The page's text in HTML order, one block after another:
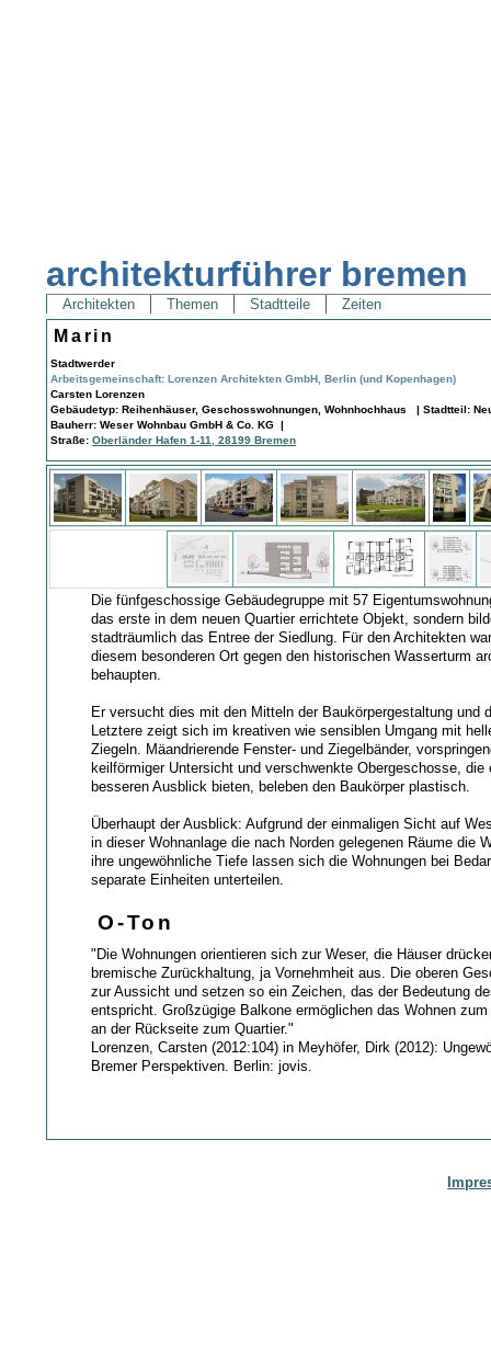
architekturführer bremen
Architekten Themen Stadtteile Zeiten
Marin
Stadtwerder
Arbeitsgemeinschaft: Lorenzen Architekten GmbH, Berlin (und Kopenhagen)
Carsten Lorenzen
Gebäudetyp: Reihenhäuser, Geschosswohnungen, Wohnhochhaus | Stadtteil:
Bauherr: Weser Wohnbau GmbH & Co. KG |
Straße:Oberländer Hafen 1-11, 28199 Bremen
Die fünfgeschossige Gebäudegruppe mit 57
das erste in dem neuen Quartier errichtete Objekt, sondern
stadträumlich das Entree der Siedlung. Für den Architekten
diesem besonderen Ort gegen den historischen Wasserturm
behaupten.
Er versucht dies mit den Mitteln der Baukörpergestaltung und
Letztere zeigt sich im kreativen wie sensiblen Umgang mit
Ziegeln. Mäandrierende Fenster- und Ziegelbänder,
keilförmiger Untersicht und verschwenkte Obergeschosse, die
besseren Ausblick bieten, beleben den Baukörper plastisch.
Überhaupt der Ausblick: Aufgrund der einmaligen Sicht auf
in dieser Wohnanlage die nach Norden gelegenen Räume die
ihre ungewöhnliche Tiefe lassen sich die Wohnungen bei
separate Einheiten unterteilen.
O-Ton
"Die Wohnungen orientieren sich zur Weser, die Häuser
bremische Zurückhaltung, ja Vornehmheit aus. Die oberen
zur Aussicht und setzen so ein Zeichen, das der Bedeutung
entspricht. Großzügige Balkone ermöglichen das Wohnen
an der Rückseite zum Quartier."
Lorenzen, Carsten (2012:104) in Meyhöfer, Dirk (2012):
Bremer Perspektiven. Berlin: jovis.